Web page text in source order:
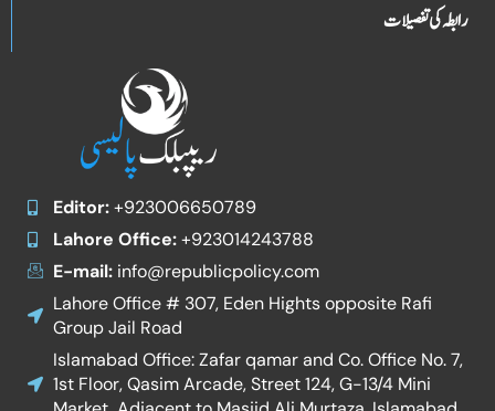
رابطہ کی تفصیلات
Editor:+923006650789
Lahore Office:+923014243788
E-mail:info@republicpolicy.com
Lahore Office # 307, Eden Hights opposite Rafi
Group Jail Road
Islamabad Office: Zafar qamar and Co. Office No. 7,
1st Floor, Qasim Arcade, Street 124, G-13/4 Mini